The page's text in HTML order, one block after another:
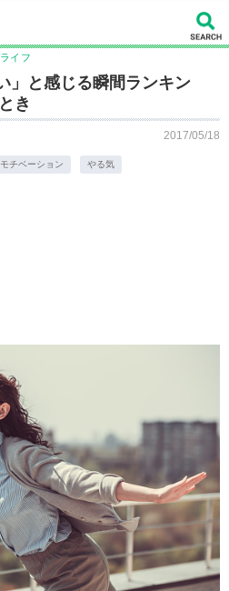
イフ
」と感じる瞬間ランキン
き
2017/05/18
モチベーション やる気